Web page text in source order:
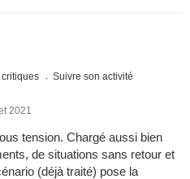
critiques Suivre son activité
2021
tension. Chargé aussi bien
de situations sans retour et
(déjà traité) pose la